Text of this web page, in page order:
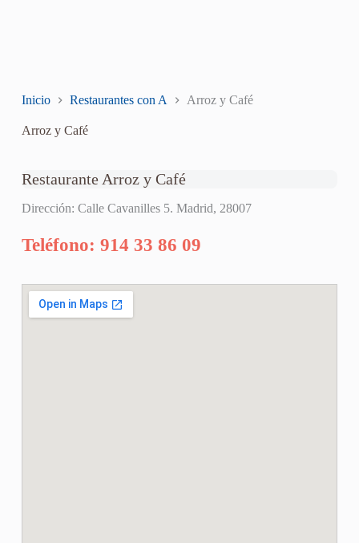
Inicio Restaurantes con A Arroz y Café
Arroz y Café
Restaurante Arroz y Café
Dirección: Calle Cavanilles 5. Madrid, 28007
Teléfono: 914 33 86 09